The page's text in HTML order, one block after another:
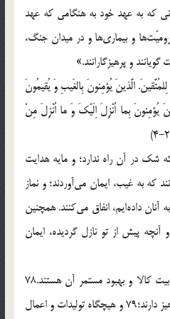
كه به عهد خود به هنگامى كه عهد
و بيمارى‌ها و در ميدان جنگ،
و پرهيزگارانند.»
الَّذينَ يُؤمِنونَ بِالغَيبِ وَ يُقيمُونَ
يُؤمِنونَ بِما اُنْزِلَ اِلَيْكَ وَ ما اُنْزِلَ مِنْ
در آن راه ندارد؛ و مايه هدايت
كه به غيب، ايمان مى‌آوردند؛ و نماز
آنان داده‌ايم، انفاق مى‌كنند. همچنين
آنچه پيش از تو نازل گرديده، ايمان
تقواپيشگان، همواره در انديشه مرغوبيت كالا و بهبود مستمر آن هستند.78
آنان از توليد كالاى نامرغوب جداً پرهيز دارند؛79 و هيچگاه توليدات و اعمال